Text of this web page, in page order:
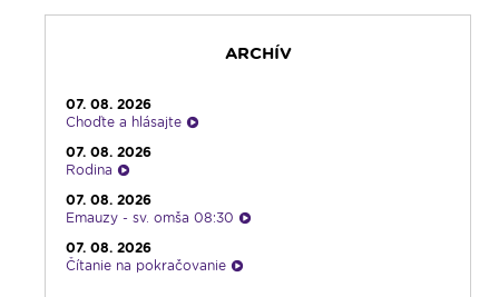
Spoznávame Bibliu
23:00
Čítanie na pokračovanie + repríza
zamyslenia zo 6:30
23:30
Infolumen - repríza
ARCHÍV
07. 08. 2026
Choďte a hlásajte
07. 08. 2026
Rodina
07. 08. 2026
Emauzy - sv. omša 08:30
07. 08. 2026
Čítanie na pokračovanie